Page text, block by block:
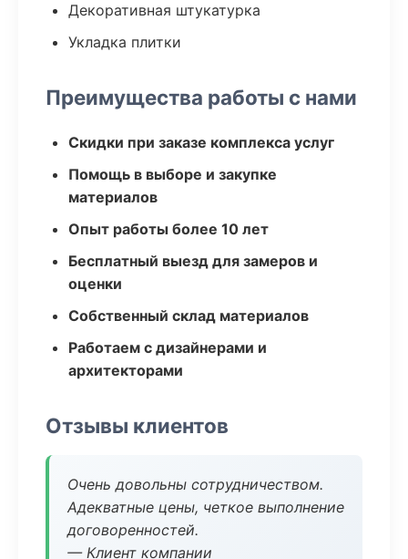
Декоративная штукатурка
Укладка плитки
Преимущества работы с нами
Скидки при заказе комплекса услуг
Помощь в выборе и закупке
материалов
Опыт работы более 10 лет
Бесплатный выезд для замеров и
оценки
Собственный склад материалов
Работаем с дизайнерами и
архитекторами
Отзывы клиентов
Очень довольны сотрудничеством.
Адекватные цены, четкое выполнение
договоренностей.
— Клиент компании